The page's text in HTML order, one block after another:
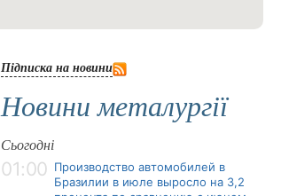
Підписка на новини
Новини металургії
Сьогодні
01:00 Производство автомобилей в
Бразилии в июле выросло на 3,2